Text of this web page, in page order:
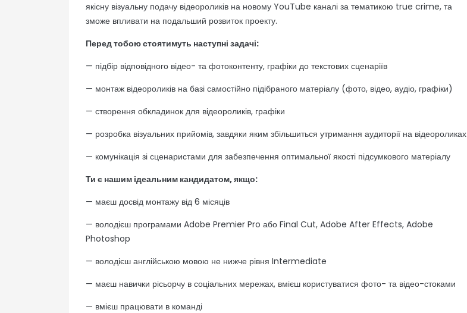
якісну візуальну подачу відеороликів на новому YouTube каналі за тематикою true crime, та
зможе впливати на подальший розвиток проекту.
Перед тобою стоятимуть наступні задачі:
— підбір відповідного відео- та фотоконтенту, графіки до текстових сценаріїв
— монтаж відеороликів на базі самостійно підібраного матеріалу (фото, відео, аудіо, графіки)
— створення обкладинок для відеороликів, графіки
— розробка візуальних прийомів, завдяки яким збільшиться утримання аудиторії на відеороликах
— комунікація зі сценаристами для забезпечення оптимальної якості підсумкового матеріалу
Ти є нашим ідеальним кандидатом, якщо:
— маєш досвід монтажу від 6 місяців
— володієш програмами Adobe Premier Pro або Final Cut, Adobe After Effects, Adobe
Photoshop
— володієш англійською мовою не нижче рівня Intermediate
— маєш навички рісьорчу в соціальних мережах, вмієш користуватися фото- та відео-стоками
— вмієш працювати в команді